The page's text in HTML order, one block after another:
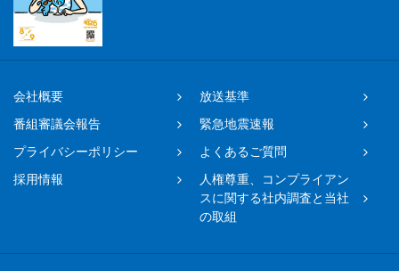
会社概要
放送基準
番組審議会報告
緊急地震速報
プライバシーポリシー
よくあるご質問
採用情報
人権尊重、コンプライアン
スに関する社内調査と当社
の取組